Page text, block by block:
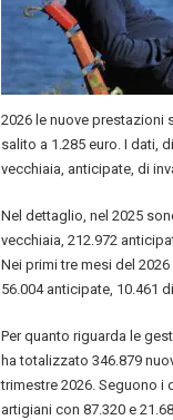
2026 le nuove prestazioni
salito a 1.285 euro. I dati,
vecchiaia, anticipate, di
Nel dettaglio, nel 2025
vecchiaia, 212.972
Nei primi tre mesi del
56.004 anticipate, 10.461
Per quanto riguarda le
ha totalizzato 346.879
trimestre 2026. Seguono i
artigiani con 87.320 e